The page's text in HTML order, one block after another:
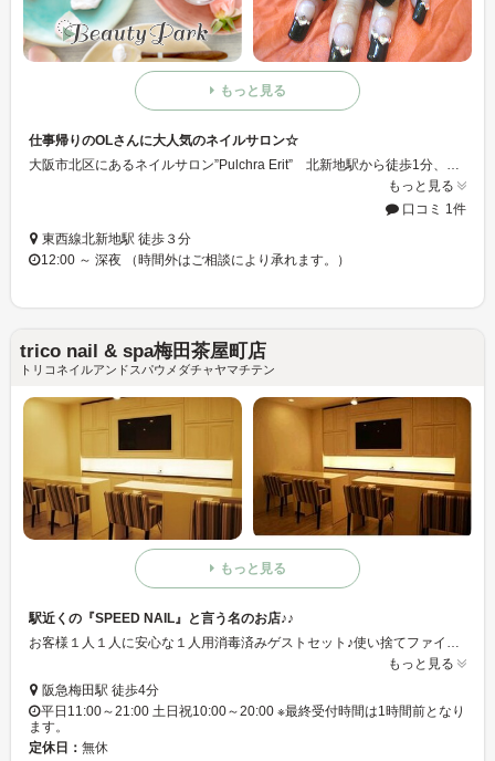
もっと見る
仕事帰りのOLさんに大人気のネイルサロン☆
大阪市北区にあるネイルサロン”Pulchra Erit” 北新地駅から徒歩1分、梅田からもすぐの場所にあるので、仕事帰りのOLさんに大人気のネイルサロンです☆
もっと見る
口コミ 1件
東西線北新地駅 徒歩３分
12:00 ～ 深夜 （時間外はご相談により承れます。）
trico nail & spa梅田茶屋町店
トリコネイルアンドスパウメダチャヤマチテン
もっと見る
駅近くの『SPEED NAIL』と言う名のお店♪♪
お客様１人１人に安心な１人用消毒済みゲストセット♪使い捨てファイルはもちろんの事、サンディングバンドも毎回交換☆☆ 全席にダスト吸引用の高性能集塵機を設置し、安全対策に努めております☆☆ネイリストだけでなく、お客様にも使い捨てマスクを配布しております☆☆
もっと見る
阪急梅田駅 徒歩4分
平日11:00～21:00 土日祝10:00～20:00 ※最終受付時間は1時間前となり
ます。
定休日： 無休